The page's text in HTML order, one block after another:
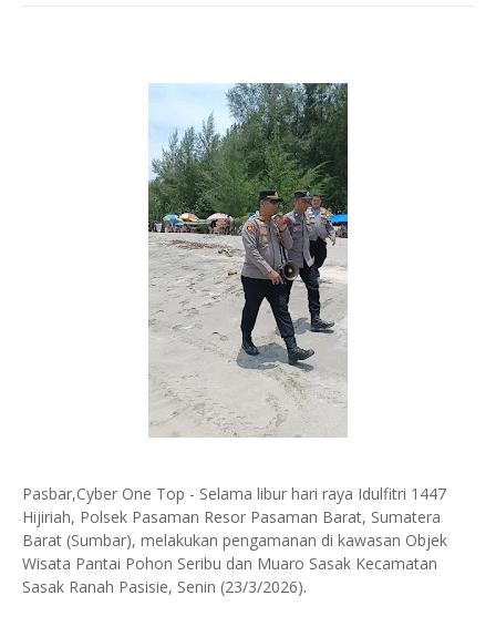
Pasbar,Cyber One Top - Selama libur hari raya Idulfitri 1447
Hijiriah, Polsek Pasaman Resor Pasaman Barat, Sumatera
Barat (Sumbar), melakukan pengamanan di kawasan Objek
Wisata Pantai Pohon Seribu dan Muaro Sasak Kecamatan
Sasak Ranah Pasisie, Senin (23/3/2026).